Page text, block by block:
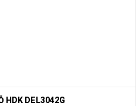
HDK DEL3042G